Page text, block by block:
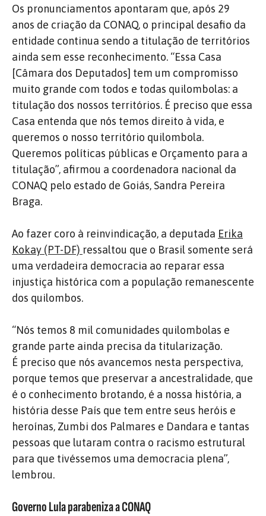
Os pronunciamentos apontaram que, após 29
anos de criação da CONAQ, o principal desafio da
entidade continua sendo a titulação de territórios
ainda sem esse reconhecimento. “Essa Casa
[Câmara dos Deputados] tem um compromisso
muito grande com todos e todas quilombolas: a
titulação dos nossos territórios. É preciso que essa
Casa entenda que nós temos direito à vida, e
queremos o nosso território quilombola.
Queremos políticas públicas e Orçamento para a
titulação”, afirmou a coordenadora nacional da
CONAQ pelo estado de Goiás, Sandra Pereira
Braga.
Ao fazer coro à reinvindicação, a deputada Erika
Kokay (PT-DF) ressaltou que o Brasil somente será
uma verdadeira democracia ao reparar essa
injustiça histórica com a população remanescente
dos quilombos.
“Nós temos 8 mil comunidades quilombolas e
grande parte ainda precisa da titularização.
É preciso que nós avancemos nesta perspectiva,
porque temos que preservar a ancestralidade, que
é o conhecimento brotando, é a nossa história, a
história desse País que tem entre seus heróis e
heroínas, Zumbi dos Palmares e Dandara e tantas
pessoas que lutaram contra o racismo estrutural
para que tivéssemos uma democracia plena”,
lembrou.
Governo Lula parabeniza a CONAQ